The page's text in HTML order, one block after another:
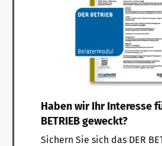
Haben wir Ihr Interesse
BETRIEB geweckt?
Sichern Sie sich das DER